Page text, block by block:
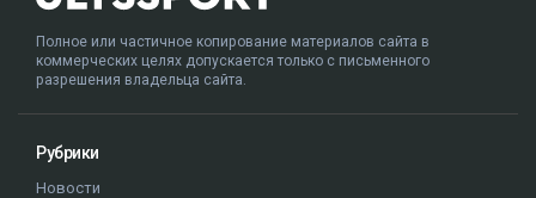
Полное или частичное копирование материалов сайта в
коммерческих целях допускается только с письменного
разрешения владельца сайта.
Рубрики
Новости